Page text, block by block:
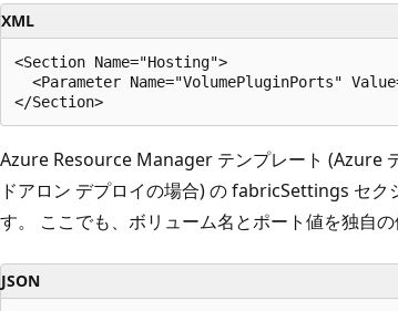
XML
<Section Name="Hosting">
<Parameter Name="VolumePluginPorts"
Azure Resource Manager テンプレート (Azure
ドアロン デプロイの場合) の fabricSettings セ
す。 ここでも、ボリューム名とポート値を独自の
JSON